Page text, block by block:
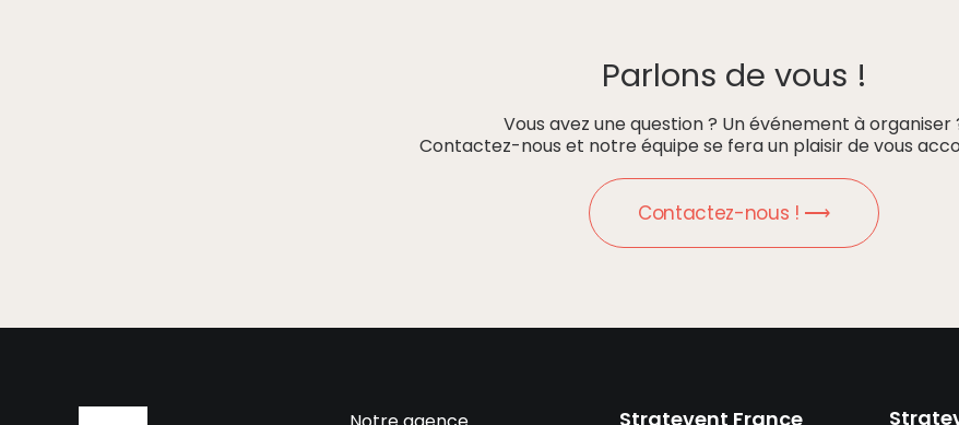
Parlons de vous !
Vous avez une question ? Un événement à organiser
Contactez-nous et notre équipe se fera un plaisir de vous
Contactez-nous ! ⟶
Stratevent France